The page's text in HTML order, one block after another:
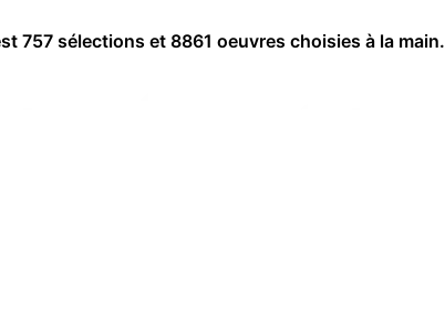
757 sélections et 8861 oeuvres choisies à la main.